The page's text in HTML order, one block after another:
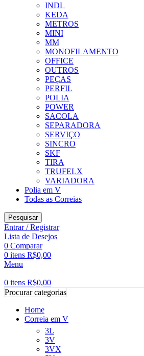
INDL
KEDA
METROS
MINI
MM
MONOFILAMENTO
OFFICE
OUTROS
PEÇAS
PERFIL
POLIA
POWER
SACOLA
SEPARADORA
SERVIÇO
SINCRO
SKF
TIRA
TRUFELX
VARIADORA
Polia em V
Todas as Correias
Pesquisar
Entrar / Registrar
Lista de Desejos
0 Comparar
0 itens R$0,00
Menu
0 itens R$0,00
Procurar categorias
Home
Correia em V
3L
3V
3VX